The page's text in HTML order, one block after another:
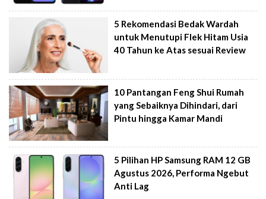
5 Rekomendasi Bedak Wardah
untuk Menutupi Flek Hitam Usia
40 Tahun ke Atas sesuai Review
10 Pantangan Feng Shui Rumah
yang Sebaiknya Dihindari, dari
Pintu hingga Kamar Mandi
5 Pilihan HP Samsung RAM 12 GB
Agustus 2026, Performa Ngebut
Anti Lag